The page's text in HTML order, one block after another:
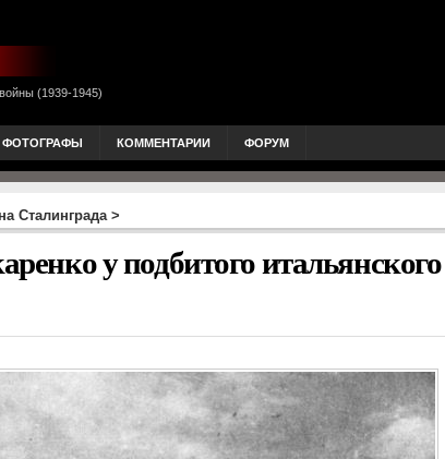
(1939-1945)
ФОТОГРАФЫ КОММЕНТАРИИ ФОРУМ
Сталинграда>
у подбитого итальянского